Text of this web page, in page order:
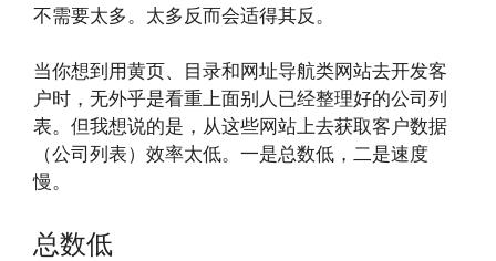
不需要太多。太多反而会适得其反。
当你想到用黄页、目录和网址导航类网站去开发客
户时，无外乎是看重上面别人已经整理好的公司列
表。但我想说的是，从这些网站上去获取客户数据
（公司列表）效率太低。一是总数低，二是速度
慢。
总数低